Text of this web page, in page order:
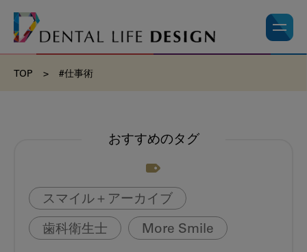
TOP > #仕事術
おすすめのタグ
スマイル＋アーカイブ
歯科衛生士 More Smile